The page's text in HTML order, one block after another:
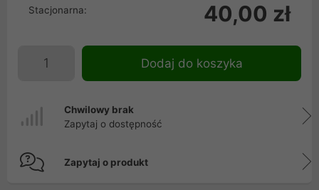
Stacjonarna: 40,00 zł
Dodaj do koszyka
Chwilowy brak
Zapytaj o dostępność
Zapytaj o produkt